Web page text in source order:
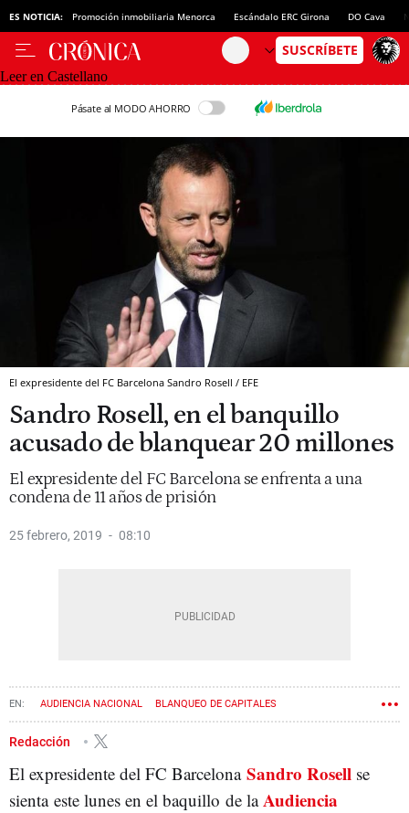
ES NOTICIA: Promoción inmobiliaria Menorca Escándalo ERC Girona DO Cava
Leer en Castellano
Pásate al MODO AHORRO
El expresidente del FC Barcelona Sandro Rosell / EFE
Sandro Rosell, en el banquillo
acusado de blanquear 20 millones
El expresidente del FC Barcelona se enfrenta a una
condena de 11 años de prisión
25 febrero, 2019 08:10
AUDIENCIA NACIONAL BLANQUEO DE CAPITALES
SANDRO ROSELL
Redacción
El expresidente del FC Barcelona Sandro Rosell se
sienta este lunes en el baquillo de laAudiencia